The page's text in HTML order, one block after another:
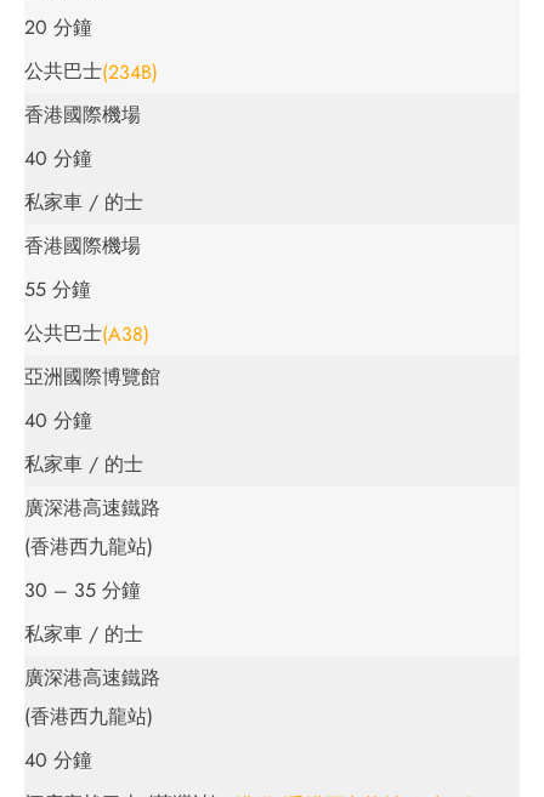
20 分鐘
公共巴士(234B)
香港國際機場
40 分鐘
私家車 / 的士
香港國際機場
55 分鐘
公共巴士(A38)
亞洲國際博覽館
40 分鐘
私家車 / 的士
廣深港高速鐵路
(香港西九龍站)
30 – 35 分鐘
私家車 / 的士
廣深港高速鐵路
(香港西九龍站)
40 分鐘